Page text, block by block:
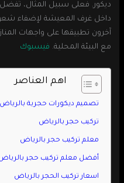
ديكور. فعلى سبيل المثال،
داخل غرف المعيشة لإضفاء
آخرون تطبيقها على واجهات
مع البيئة المحلية. فيسبوك
اهم العناصر
تصميم ديكورات حجرية بالرياض
تركيب حجر بالرياض
معلم تركيب حجر بالرياض
أفضل معلم تركيب حجر
اسعار تركيب الحجر بالرياض